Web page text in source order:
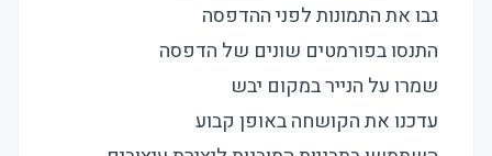
גבו את התמונות לפני ההדפסה
התנסו בפורמטים שונים של הדפסה
שמרו על הנייר במקום יבש
עדכנו את הקושחה באופן קבוע